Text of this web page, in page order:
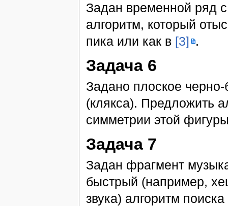
Задан временной ряд
алгоритм, который
пика или как в [3] .
Задача 6
Задано плоское
(клякса). Предложить
симметрии этой
Задача 7
Задан фрагмент
быстрый (например,
звука) алгоритм